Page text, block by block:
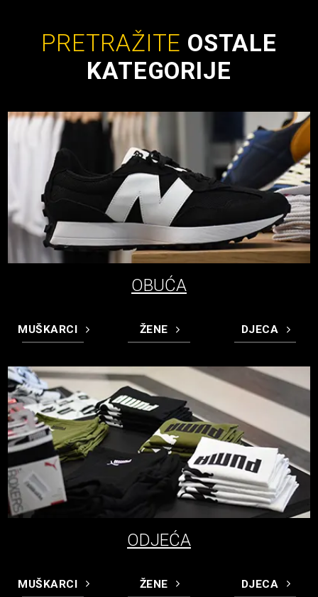
PRETRAŽITE OSTALE
KATEGORIJE
OBUĆA
MUŠKARCI ŽENE DJECA
ODJEĆA
MUŠKARCI ŽENE DJECA